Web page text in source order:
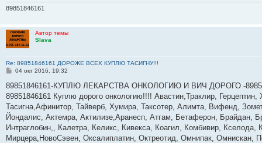
е
89851846161
Автор темы
Slava
Re: 89851846161 ДОРОЖЕ ВСЕХ КУПЛЮ ТАСИГНУ!!!
С
о
щ
е
и
е
04 окт 2016, 19:32
89851846161-КУПЛЮ ЛЕКАРСТВА ОНКОЛОГИЮ И ВИЧ ДОРОГО -
89851846161 Куплю дорого онкологию!!!! Авастин,Траклир,
Тасигна,Афинитор, Тайверб, Хумира, Таксотер, Алимта, Вифенд,
Йондалис, Актемра, Актилизе,Аранесп, Атгам, Бетаферон, Брайдан,
Интраглобин,, Калетра, Келикс, Кивекса, Коагил, Комбивир,
Мирцера,НовоСэвен, Оксалиплатин, Октреотид, Омнипак, Омнискан,